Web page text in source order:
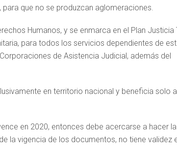
que no se produzcan aglomeraciones.
Humanos, y se enmarca en el Plan Justicia
para todos los servicios dependientes de
de Asistencia Judicial, además del
en territorio nacional y beneficia solo a
en 2020, entonces debe acercarse a hacer la
la vigencia de los documentos, no tiene validez